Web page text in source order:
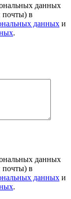
данных
почты) в
данных и
.
данных
почты) в
данных и
.